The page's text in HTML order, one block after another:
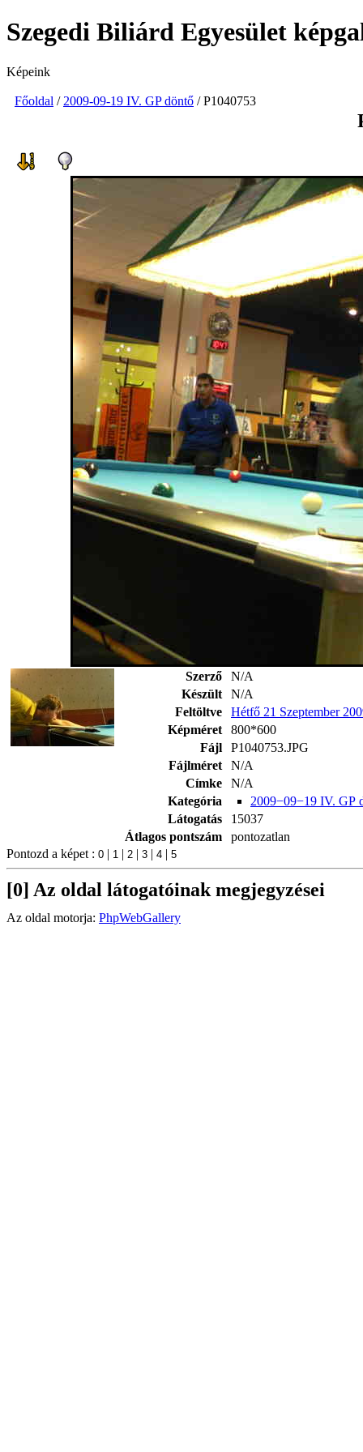
Szegedi Biliárd Egyesület
Képeink
Főoldal / 2009-09-19 IV. GP döntő / P1040753
Szerző
N/A
Készült
N/A
Feltöltve
Hétfő 21 Szeptember
Képméret
800*600
Fájl
P1040753.JPG
Fájlméret
N/A
Címke
N/A
Kategória
2009−09−19 IV. GP
Látogatás
15037
Átlagos pontszám
pontozatlan
Pontozd a képet :
| | | | |
[0] Az oldal látogatóinak megjegyzései
Az oldal motorja: PhpWebGallery